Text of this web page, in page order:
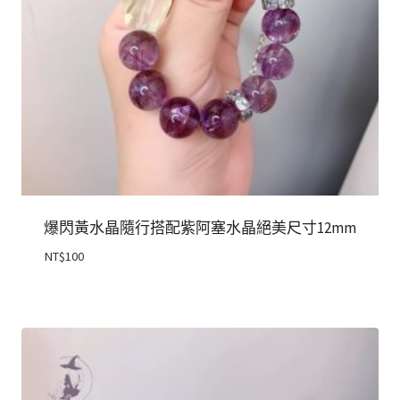
爆閃黃水晶隨行搭配紫阿塞水晶絕美尺寸12mm
NT$100